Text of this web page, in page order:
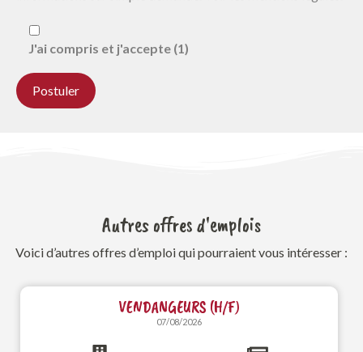
J'ai compris et j'accepte (1)
Autres offres d'emplois
Voici d’autres offres d’emploi qui pourraient vous intéresser :
VENDANGEURS (H/F)
07/08/2026